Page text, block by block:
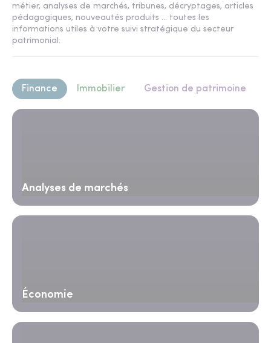
métier, analyses de marchés, tribunes, décryptages, articles
pédagogiques, nouveautés produits ... toutes les
informations utiles à votre suivi stratégique du secteur
patrimonial.
Finance Immobilier Gestion de patrimoine
Analyses de marchés
Économie